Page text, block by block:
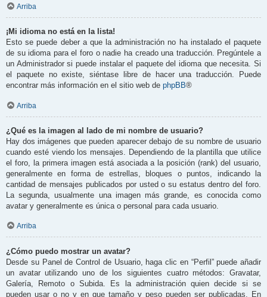
Arriba
¡Mi idioma no está en la lista!
Esto se puede deber a que la administración no ha instalado el paquete
de su idioma para el foro o nadie ha creado una traducción. Pregúntele a
un Administrador si puede instalar el paquete del idioma que necesita. Si
el paquete no existe, siéntase libre de hacer una traducción. Puede
encontrar más información en el sitio web de phpBB®
Arriba
¿Qué es la imagen al lado de mi nombre de usuario?
Hay dos imágenes que pueden aparecer debajo de su nombre de usuario
cuando esté viendo los mensajes. Dependiendo de la plantilla que utilice
el foro, la primera imagen está asociada a la posición (rank) del usuario,
generalmente en forma de estrellas, bloques o puntos, indicando la
cantidad de mensajes publicados por usted o su estatus dentro del foro.
La segunda, usualmente una imagen más grande, es conocida como
avatar y generalmente es única o personal para cada usuario.
Arriba
¿Cómo puedo mostrar un avatar?
Desde su Panel de Control de Usuario, haga clic en “Perfil” puede añadir
un avatar utilizando uno de los siguientes cuatro métodos: Gravatar,
Galería, Remoto o Subida. Es la administración quien decide si se
pueden usar o no y en que tamaño y peso pueden ser publicadas. En